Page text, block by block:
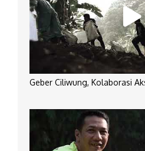
Geber Ciliwung, Kolaborasi